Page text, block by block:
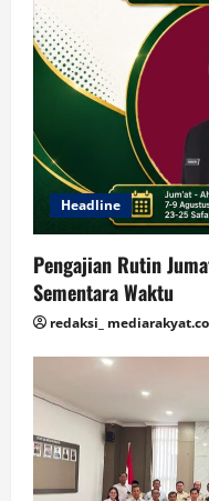
Headline
Pengajian Rutin
Sementara Waktu
redaksi_ mediarakyat.co